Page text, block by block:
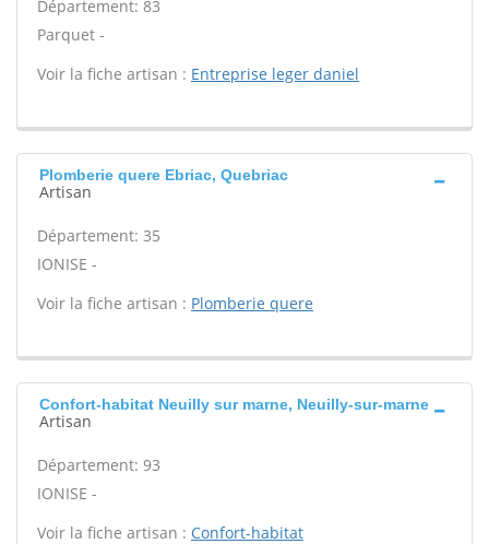
Département: 83
Parquet -
Voir la fiche artisan : Entreprise leger daniel
Plomberie quere Ebriac, Quebriac
Artisan
Département: 35
IONISE -
Voir la fiche artisan : Plomberie quere
Confort-habitat Neuilly sur marne, Neuilly-sur-marne
Artisan
Département: 93
IONISE -
Voir la fiche artisan : Confort-habitat